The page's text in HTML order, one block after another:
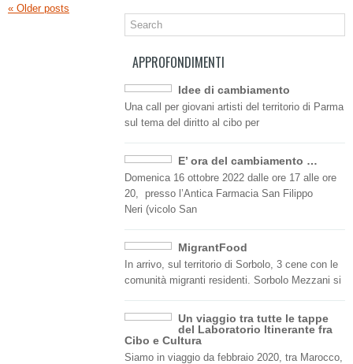
« Older posts
APPROFONDIMENTI
Idee di cambiamento
Una call per giovani artisti del territorio di Parma
sul tema del diritto al cibo per
E’ ora del cambiamento …
Domenica 16 ottobre 2022 dalle ore 17 alle ore
20, presso l’Antica Farmacia San Filippo
Neri (vicolo San
MigrantFood
In arrivo, sul territorio di Sorbolo, 3 cene con le
comunità migranti residenti. Sorbolo Mezzani si
Un viaggio tra tutte le tappe
del Laboratorio Itinerante fra
Cibo e Cultura
Siamo in viaggio da febbraio 2020, tra Marocco,